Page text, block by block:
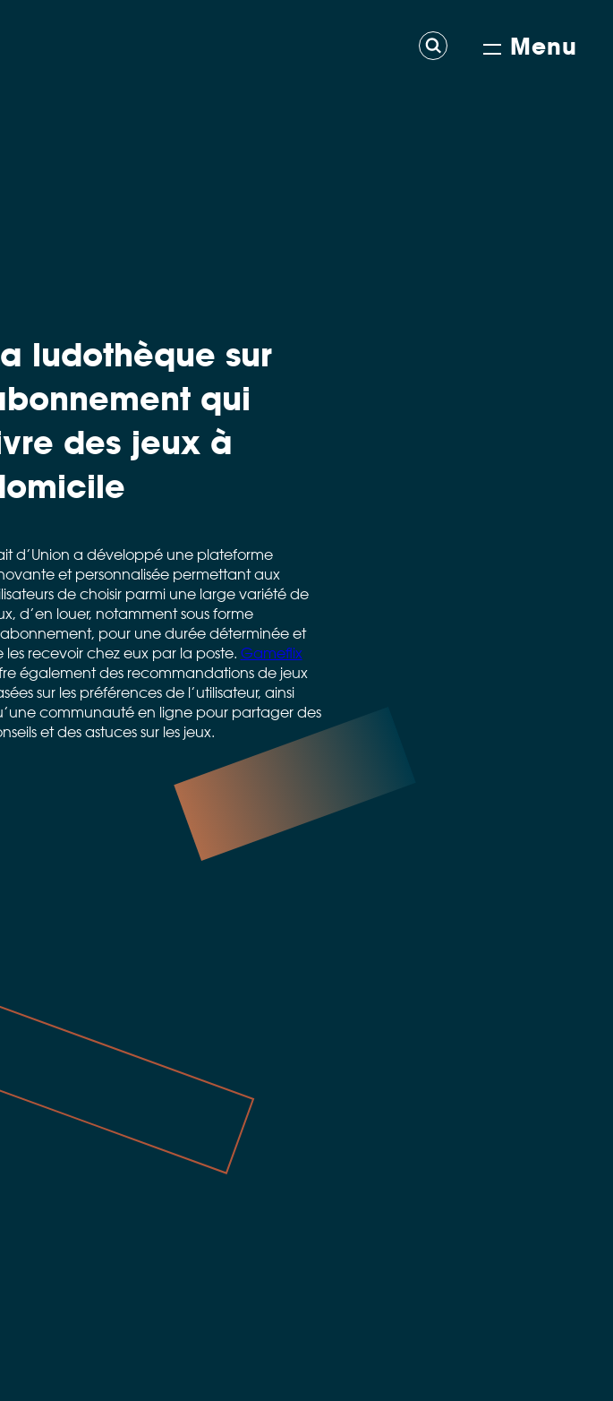
Menu
ludothèque sur
qui
des jeux à
d’Union a développé une plateforme
et personnalisée permettant aux
de choisir parmi une large variété de
d’en louer, notamment sous forme
pour une durée déterminée et
les recevoir chez eux par la poste. Gameflix
également des recommandations de jeux
sur les préférences de l’utilisateur, ainsi
communauté en ligne pour partager des
et des astuces sur les jeux.